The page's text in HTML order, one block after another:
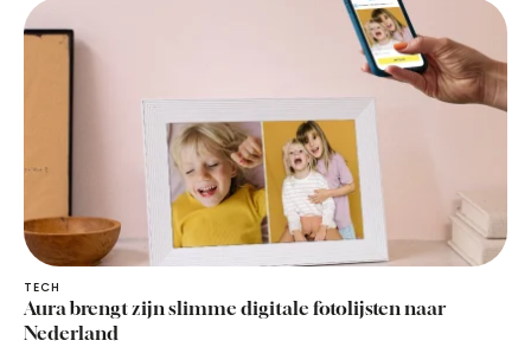
TECH
Aura brengt zijn slimme digitale fotolijsten naar
Nederland